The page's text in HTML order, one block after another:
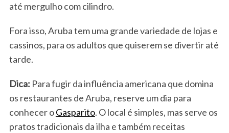
até mergulho com cilindro.
Fora isso, Aruba tem uma grande variedade de lojas e
cassinos, para os adultos que quiserem se divertir até
tarde.
Dica: Para fugir da influência americana que domina
os restaurantes de Aruba, reserve um dia para
conhecer oGasparito. O local é simples, mas serve os
pratos tradicionais da ilha e também receitas